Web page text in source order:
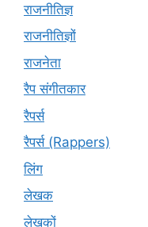
राजनीतिज्ञ
राजनीतिज्ञों
राजनेता
रैप संगीतकार
रैपर्स
रैपर्स (Rappers)
लिंग
लेखक
लेखकों